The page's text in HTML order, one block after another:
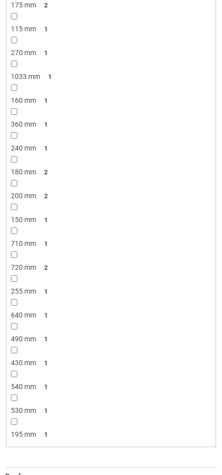
175 mm 2
115 mm 1
270 mm 1
1033 mm 1
160 mm 1
360 mm 1
240 mm 1
180 mm 2
200 mm 2
150 mm 1
710 mm 1
720 mm 2
255 mm 1
640 mm 1
490 mm 1
430 mm 1
540 mm 1
530 mm 1
195 mm 1